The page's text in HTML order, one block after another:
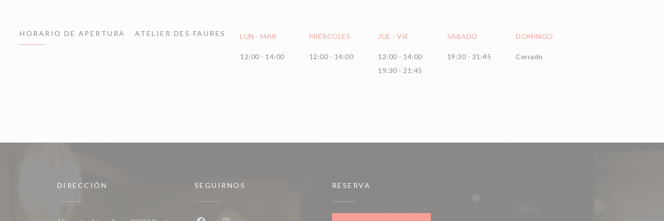
HORARIO DE APERTURA ATELIER DES FAURES LUN -MAR
12:00 - 14:00
MIÉRCOLES
12:00 - 14:00
JUE -VIE
12:00 - 14:00
19:30 - 21:45
SÁBADO
19:30 - 21:45
DOMINGO
Cerrado
DIRECCIÓN SEGUIRNOS RESERVA